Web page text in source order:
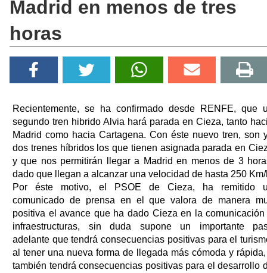
Madrid en menos de tres
horas
Recientemente, se ha confirmado desde RENFE, que
segundo tren hibrido Alvia hará parada en Cieza, tanto
Madrid como hacia Cartagena. Con éste nuevo tren, son
dos trenes híbridos los que tienen asignada parada en
y que nos permitirán llegar a Madrid en menos de 3
dado que llegan a alcanzar una velocidad de hasta 250
Por éste motivo, el PSOE de Cieza, ha remitido
comunicado de prensa en el que valora de manera
positiva el avance que ha dado Cieza en la comunicación
infraestructuras, sin duda supone un importante
adelante que tendrá consecuencias positivas para el
al tener una nueva forma de llegada más cómoda y
también tendrá consecuencias positivas para el desarrollo